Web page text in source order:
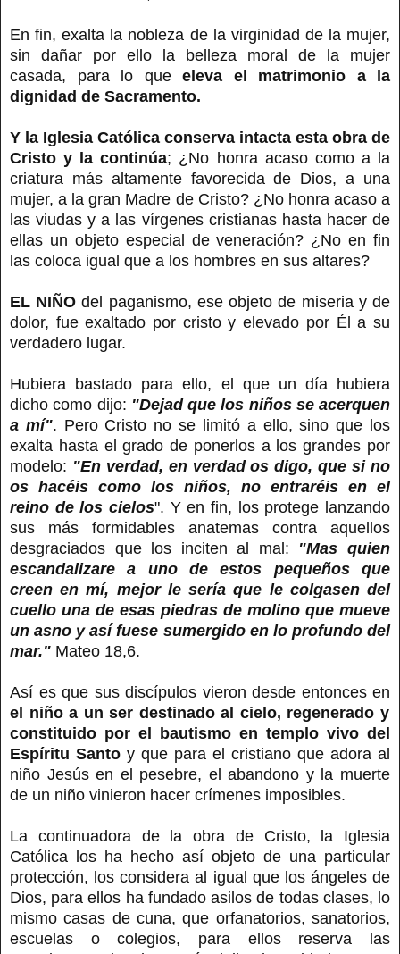
En fin, exalta la nobleza de la virginidad de la mujer,
sin dañar por ello la belleza moral de la mujer
casada, para lo que eleva el matrimonio a la
dignidad de Sacramento.
Y la Iglesia Católica conserva intacta esta obra de
Cristo y la continúa; ¿No honra acaso como a la
criatura más altamente favorecida de Dios, a una
mujer, a la gran Madre de Cristo? ¿No honra acaso a
las viudas y a las vírgenes cristianas hasta hacer de
ellas un objeto especial de veneración? ¿No en fin
las coloca igual que a los hombres en sus altares?
EL NIÑO del paganismo, ese objeto de miseria y de
dolor, fue exaltado por cristo y elevado por Él a su
verdadero lugar.
Hubiera bastado para ello, el que un día hubiera
dicho como dijo: "Dejad que los niños se acerquen
a mí". Pero Cristo no se limitó a ello, sino que los
exalta hasta el grado de ponerlos a los grandes por
modelo: "En verdad, en verdad os digo, que si no
os hacéis como los niños, no entraréis en el
reino de los cielos". Y en fin, los protege lanzando
sus más formidables anatemas contra aquellos
desgraciados que los inciten al mal: "Mas quien
escandalizare a uno de estos pequeños que
creen en mí, mejor le sería que le colgasen del
cuello una de esas piedras de molino que mueve
un asno y así fuese sumergido en lo profundo del
mar." Mateo 18,6.
Así es que sus discípulos vieron desde entonces en
el niño a un ser destinado al cielo, regenerado y
constituido por el bautismo en templo vivo del
Espíritu Santo y que para el cristiano que adora al
niño Jesús en el pesebre, el abandono y la muerte
de un niño vinieron hacer crímenes imposibles.
La continuadora de la obra de Cristo, la Iglesia
Católica los ha hecho así objeto de una particular
protección, los considera al igual que los ángeles de
Dios, para ellos ha fundado asilos de todas clases, lo
mismo casas de cuna, que orfanatorios, sanatorios,
escuelas o colegios, para ellos reserva las